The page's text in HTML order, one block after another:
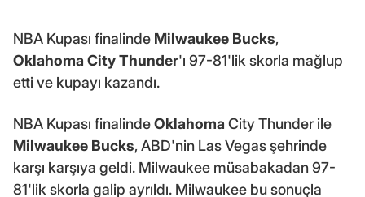
NBA Kupası finalinde Milwaukee Bucks,
Oklahoma City Thunder'ı 97-81'lik skorla mağlup
etti ve kupayı kazandı.
NBA Kupası finalindeOklahoma City Thunder ile
Milwaukee Bucks, ABD'nin Las Vegas şehrinde
karşı karşıya geldi. Milwaukee müsabakadan 97-
81'lik skorla galip ayrıldı. Milwaukee bu sonuçla